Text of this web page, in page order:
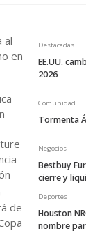
Destacadas
EE.UU.
2026
Comunidad
Tormenta
Negocios
Bestbuy
cierre y
Deportes
Houston
nombre